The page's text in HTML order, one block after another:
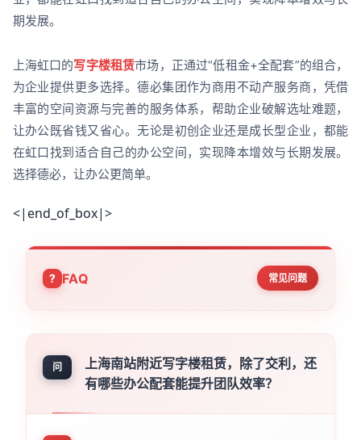
期发展。
上海虹口的写字楼租赁市场，正通过“低租金+全配套”的组合，
为企业提供更多选择。德必集团作为商用不动产服务商，凭借
丰富的空间资源与完善的服务体系，帮助企业破解选址难题，
让办公既省钱又省心。无论是初创企业还是成长型企业，都能
在虹口找到适合自己的办公空间，实现降本增效与长期发展。
选择德必，让办公更简单。
<|end_of_box|>
FAQ 常见问题
问
上海南站附近写字楼租赁，除了交利，还
有哪些办公配套能提升团队效率？